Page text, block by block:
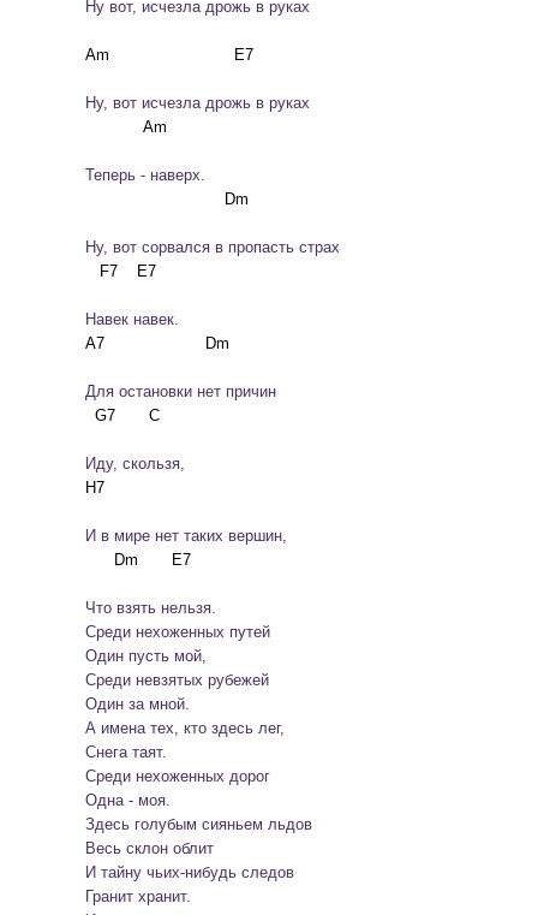
                Ну вот, исчезла дрожь в руках
		Hу, вот исчезла дрожь в руках
		Теперь - наверх.
		Hу, вот сорвался в пропасть страх
		Hавек навек.
		Для остановки нет причин
		Иду, скользя,
		И в мире нет таких вершин,
		Что взять нельзя.
		Среди нехоженных путей
		Один пусть мой,
		Среди невзятых рубежей
		Один за мной.
		А имена тех, кто здесь лег,
		Снега таят.
		Среди нехоженных дорог
		Одна - моя.
		Здесь голубым сияньем льдов
		Гранит хранит.